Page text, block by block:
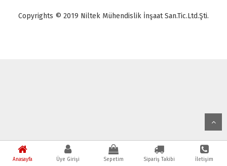
Anasayfa Üye Girişi Sepetim Sipariş Takibi İletişim
Copyrights © 2019 Niltek Mühendislik İnşaat San.Tic.Ltd.Şti.